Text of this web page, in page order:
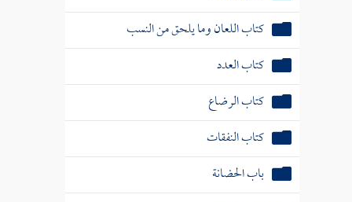
كتاب اللعان وما يلحق من النسب
كتاب العدد
كتاب الرضاع
كتاب النفقات
باب الحضانة